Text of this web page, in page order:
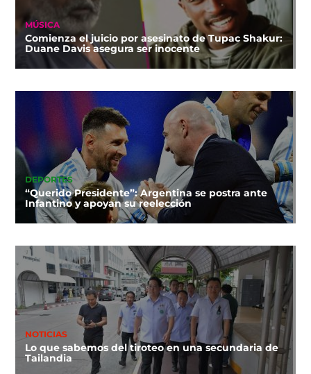
MÚSICA
Comienza el juicio por asesinato de Tupac Shakur:
Duane Davis asegura ser inocente
DEPORTES
“Querido Presidente”: Argentina se postra ante
Infantino y apoyan su reelección
NOTICIAS
Lo que sabemos del tiroteo en una secundaria de
Tailandia